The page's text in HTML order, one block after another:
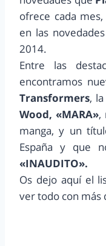
ofrece cada
en las
2014.
Entre las
encontramos
Transformers,
Wood, «MARA»,
manga, y un
España y que
«INAUDITO».
Os dejo aquí el
ver todo con más